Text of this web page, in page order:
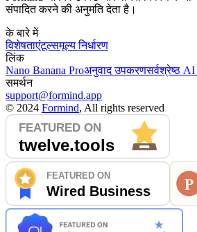
संपादित करने की अनुमति देता है।
के बारे में
विशेषताएंटूल्समूल्य निर्धारण
लिंक
Nano Banana Proअनुवाद उपकरणसर्वश्रेष्ठ
समर्थन
support@formind.app
© 2024 Formind, All rights reserved